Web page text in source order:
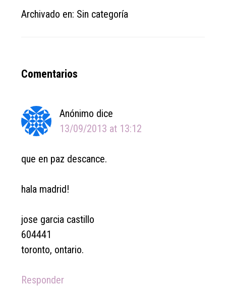
Archivado en: Sin categoría
Reader
Comentarios
Anónimo dice
13/09/2013 at 13:12
que en paz descance.
hala madrid!
jose garcia castillo
604441
toronto, ontario.
Responder